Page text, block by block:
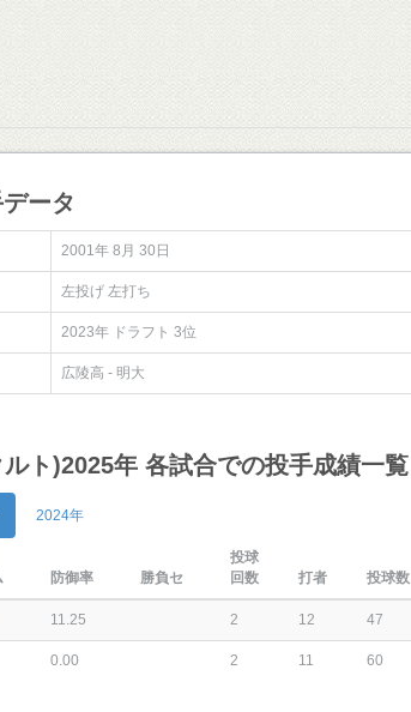
ータ
2001年 8月 30日
左投げ 左打ち
2023年 ドラフト 3位
広陵高 - 明大
ト)2025年 各試合での投手成績一覧
2024年
防御率 勝負セ
投球
回数
打者 投球数
11.25 2 12 47
0.00 2 11 60